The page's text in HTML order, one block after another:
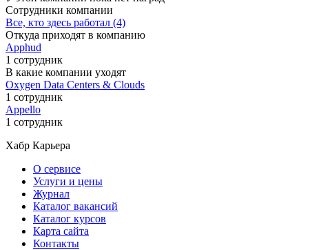
Сотрудники компании
Все, кто здесь работал (4)
Откуда приходят в компанию
Apphud
1 сотрудник
В какие компании уходят
Oxygen Data Centers & Clouds
1 сотрудник
Appello
1 сотрудник
Хабр Карьера
О сервисе
Услуги и цены
Журнал
Каталог вакансий
Каталог курсов
Карта сайта
Контакты